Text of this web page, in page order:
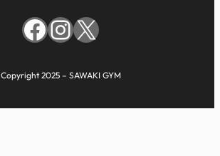
Facebook
Instagram
X
Copyright 2025 – SAWAKI GYM